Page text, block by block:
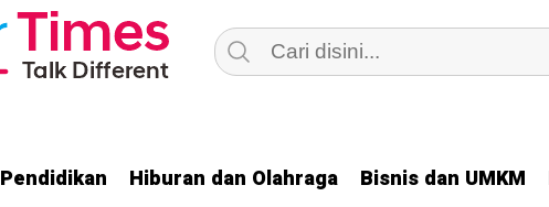
Pendidikan Hiburan dan Olahraga Bisnis dan UMKM
Pendidikan Hiburan dan Olahraga Bisnis dan UMKM